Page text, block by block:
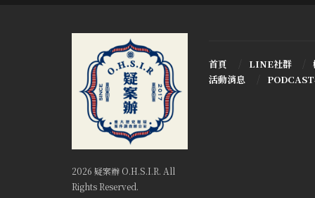
2026 疑案辦 O.H.S.I.R. All
Rights Reserved.
首頁 LINE社群
活動消息